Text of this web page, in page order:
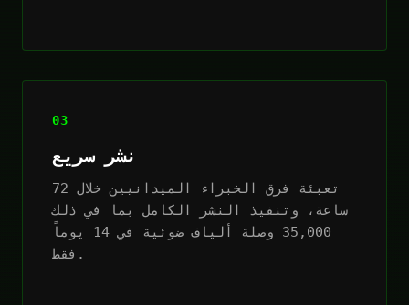
03
نشر سريع
تعبئة فرق الخبراء الميدانيين خلال 72
ساعة، وتنفيذ النشر الكامل بما في ذلك
35,000 وصلة ألياف ضوئية في 14 يوماً
فقط.